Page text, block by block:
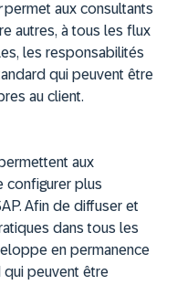
permet aux consultants
autres, à tous les flux
les responsabilités
qui peuvent être
au client.
aux
configurer plus
Afin de diffuser et
dans tous les
en permanence
qui peuvent être